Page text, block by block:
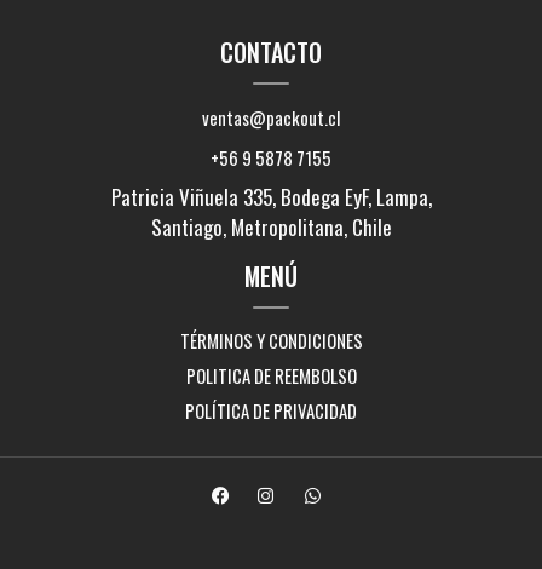
CONTACTO
ventas@packout.cl
+56 9 5878 7155
Patricia Viñuela 335, Bodega EyF, Lampa,
Santiago, Metropolitana, Chile
MENÚ
TÉRMINOS Y CONDICIONES
POLITICA DE REEMBOLSO
POLÍTICA DE PRIVACIDAD